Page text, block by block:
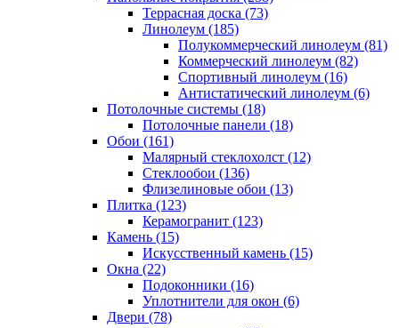
Террасная доска (73)
Линолеум (185)
Полукоммерческий линолеум (81)
Коммерческий линолеум (82)
Спортивный линолеум (16)
Антистатический линолеум (6)
Потолочные системы (18)
Потолочные панели (18)
Обои (161)
Малярный стеклохолст (12)
Стеклообои (136)
Флизелиновые обои (13)
Плитка (123)
Керамогранит (123)
Камень (15)
Искусственный камень (15)
Окна (22)
Подоконники (16)
Уплотнители для окон (6)
Двери (78)